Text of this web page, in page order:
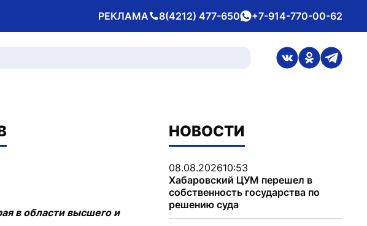
РЕКЛАМА
Телефон 8(4212) 477-650whatsApp
+7-914-770-00-62
ссылка на
ссылка на
в области высшего и
НОВОСТИ
08.08.202610:53
Хабаровский ЦУМ перешел в
собственность государства по
решению суда